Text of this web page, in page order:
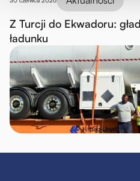
Z Turcji do Ekwadoru:
ładunku